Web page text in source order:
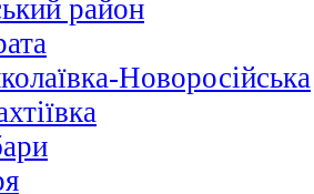
район
Новоросійська